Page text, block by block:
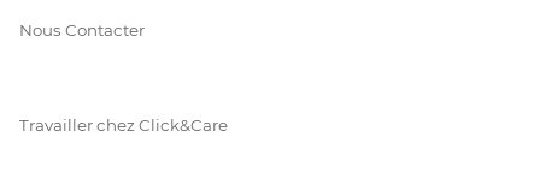
Nous Contacter
Travailler chez Click&Care